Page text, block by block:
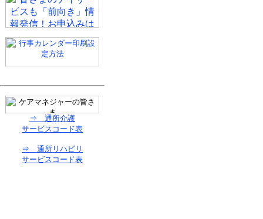
⇒ 通所介護
サービスコード表
⇒ 通所リハビリ
サービスコード表